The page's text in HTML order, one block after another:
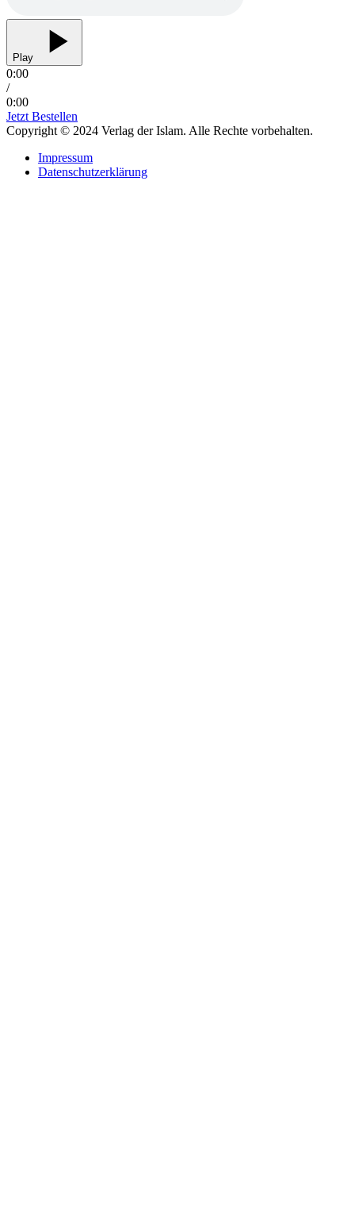
Play
0:00
/
0:00
Jetzt Bestellen
Copyright © 2024 Verlag der Islam. Alle Rechte vorbehalten.
Impressum
Datenschutzerklärung